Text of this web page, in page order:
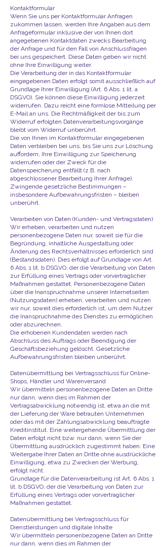
Kontaktformular
Wenn Sie uns per Kontaktformular Anfragen
zukommen lassen, werden Ihre Angaben aus dem
Anfrageformular inklusive der von Ihnen dort
angegebenen Kontaktdaten zwecks Bearbeitung
der Anfrage und für den Fall von Anschlussfragen
bei uns gespeichert. Diese Daten geben wir nicht
ohne Ihre Einwilligung weiter.
Die Verarbeitung der in das Kontaktformular
eingegebenen Daten erfolgt somit ausschließlich auf
Grundlage Ihrer Einwilligung (Art. 6 Abs. 1 lit. a
DSGVO). Sie können diese Einwilligung jederzeit
widerrufen. Dazu reicht eine formlose Mitteilung per
E-Mail an uns. Die Rechtmäßigkeit der bis zum
Widerruf erfolgten Datenverarbeitungsvorgänge
bleibt vom Widerruf unberührt.
Die von Ihnen im Kontaktformular eingegebenen
Daten verbleiben bei uns, bis Sie uns zur Löschung
auffordern, Ihre Einwilligung zur Speicherung
widerrufen oder der Zweck für die
Datenspeicherung entfällt (z.B. nach
abgeschlossener Bearbeitung Ihrer Anfrage).
Zwingende gesetzliche Bestimmungen –
insbesondere Aufbewahrungsfristen – bleiben
unberührt.​​
​​Verarbeiten von Daten (Kunden- und Vertragsdaten)
Wir erheben, verarbeiten und nutzen
personenbezogene Daten nur, soweit sie für die
Begründung, inhaltliche Ausgestaltung oder
Änderung des Rechtsverhältnisses erforderlich sind
(Bestandsdaten). Dies erfolgt auf Grundlage von Art.
6 Abs. 1 lit. b DSGVO, der die Verarbeitung von Daten
zur Erfüllung eines Vertrags oder vorvertraglicher
Maßnahmen gestattet. Personenbezogene Daten
über die Inanspruchnahme unserer Internetseiten
(Nutzungsdaten) erheben, verarbeiten und nutzen
wir nur, soweit dies erforderlich ist, um dem Nutzer
die Inanspruchnahme des Dienstes zu ermöglichen
oder abzurechnen.
Die erhobenen Kundendaten werden nach
Abschluss des Auftrags oder Beendigung der
Geschäftsbeziehung gelöscht. Gesetzliche
Aufbewahrungsfristen bleiben unberührt.
Datenübermittlung bei Vertragsschluss für Online-
Shops, Händler und Warenversand
Wir übermitteln personenbezogene Daten an Dritte
nur dann, wenn dies im Rahmen der
Vertragsabwicklung notwendig ist, etwa an die mit
der Lieferung der Ware betrauten Unternehmen
oder das mit der Zahlungsabwicklung beauftragte
Kreditinstitut. Eine weitergehende Übermittlung der
Daten erfolgt nicht bzw. nur dann, wenn Sie der
Übermittlung ausdrücklich zugestimmt haben. Eine
Weitergabe Ihrer Daten an Dritte ohne ausdrückliche
Einwilligung, etwa zu Zwecken der Werbung,
erfolgt nicht.
Grundlage für die Datenverarbeitung ist Art. 6 Abs. 1
lit. b DSGVO, der die Verarbeitung von Daten zur
Erfüllung eines Vertrags oder vorvertraglicher
Maßnahmen gestattet.
Datenübermittlung bei Vertragsschluss für
Dienstleistungen und digitale Inhalte
Wir übermitteln personenbezogene Daten an Dritte
nur dann, wenn dies im Rahmen der